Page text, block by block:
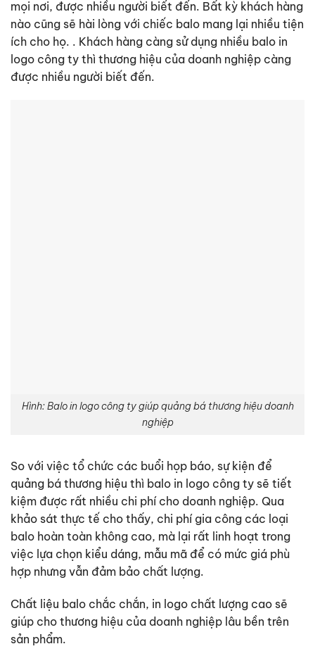
mọi nơi, được nhiều người biết đến. Bất kỳ khách hàng
nào cũng sẽ hài lòng với chiếc balo mang lại nhiều tiện
ích cho họ. . Khách hàng càng sử dụng nhiều balo in
logo công ty thì thương hiệu của doanh nghiệp càng
được nhiều người biết đến.
Hình: Balo in logo công ty giúp quảng bá thương hiệu doanh
nghiệp
So với việc tổ chức các buổi họp báo, sự kiện để
quảng bá thương hiệu thì balo in logo công ty sẽ tiết
kiệm được rất nhiều chi phí cho doanh nghiệp. Qua
khảo sát thực tế cho thấy, chi phí gia công các loại
balo hoàn toàn không cao, mà lại rất linh hoạt trong
việc lựa chọn kiểu dáng, mẫu mã để có mức giá phù
hợp nhưng vẫn đảm bảo chất lượng.
Chất liệu balo chắc chắn, in logo chất lượng cao sẽ
giúp cho thương hiệu của doanh nghiệp lâu bền trên
sản phẩm.